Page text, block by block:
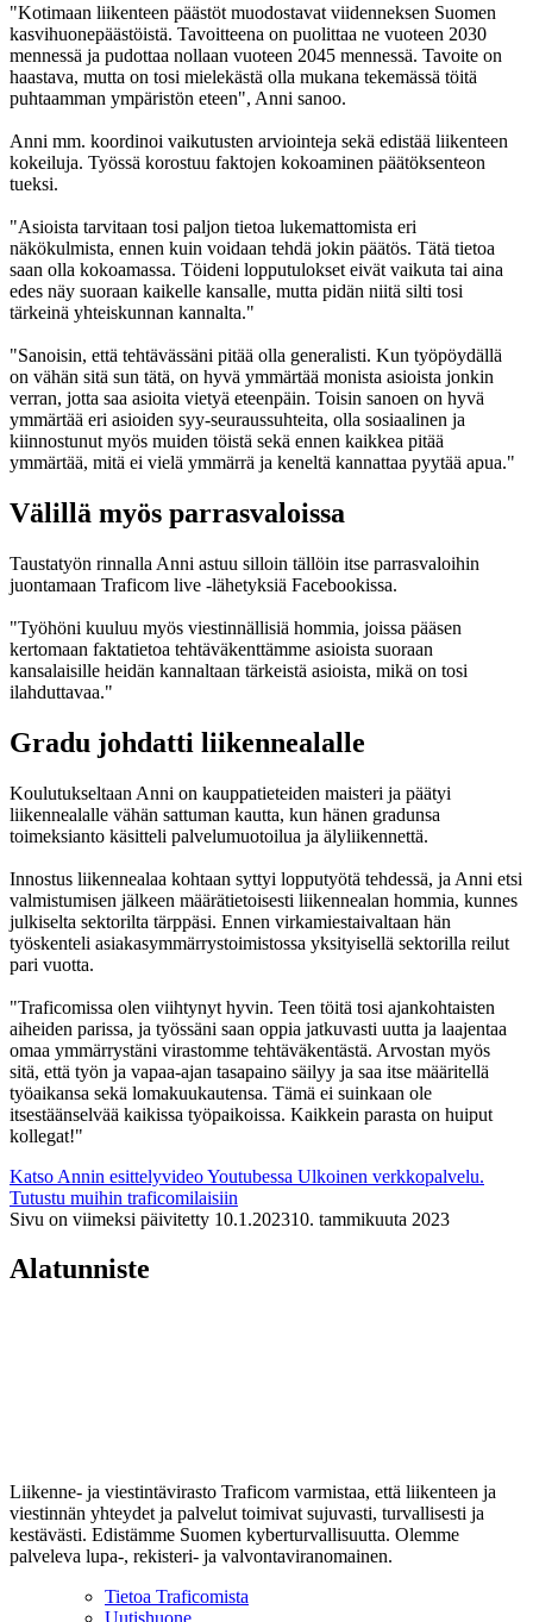
"Kotimaan liikenteen päästöt muodostavat viidenneksen Suomen
kasvihuonepäästöistä. Tavoitteena on puolittaa ne vuoteen 2030
mennessä ja pudottaa nollaan vuoteen 2045 mennessä. Tavoite on
haastava, mutta on tosi mielekästä olla mukana tekemässä töitä
puhtaamman ympäristön eteen", Anni sanoo.
Anni mm. koordinoi vaikutusten arviointeja sekä edistää liikenteen
kokeiluja. Työssä korostuu faktojen kokoaminen päätöksenteon
tueksi.
"Asioista tarvitaan tosi paljon tietoa lukemattomista eri
näkökulmista, ennen kuin voidaan tehdä jokin päätös. Tätä tietoa
saan olla kokoamassa. Töideni lopputulokset eivät vaikuta tai aina
edes näy suoraan kaikelle kansalle, mutta pidän niitä silti tosi
tärkeinä yhteiskunnan kannalta."
"Sanoisin, että tehtävässäni pitää olla generalisti. Kun työpöydällä
on vähän sitä sun tätä, on hyvä ymmärtää monista asioista jonkin
verran, jotta saa asioita vietyä eteenpäin. Toisin sanoen on hyvä
ymmärtää eri asioiden syy-seuraussuhteita, olla sosiaalinen ja
kiinnostunut myös muiden töistä sekä ennen kaikkea pitää
ymmärtää, mitä ei vielä ymmärrä ja keneltä kannattaa pyytää apua."
Välillä myös parrasvaloissa
Taustatyön rinnalla Anni astuu silloin tällöin itse parrasvaloihin
juontamaan Traficom live -lähetyksiä Facebookissa.
"Työhöni kuuluu myös viestinnällisiä hommia, joissa pääsen
kertomaan faktatietoa tehtäväkenttämme asioista suoraan
kansalaisille heidän kannaltaan tärkeistä asioista, mikä on tosi
ilahduttavaa."
Gradu johdatti liikennealalle
Koulutukseltaan Anni on kauppatieteiden maisteri ja päätyi
liikennealalle vähän sattuman kautta, kun hänen gradunsa
toimeksianto käsitteli palvelumuotoilua ja älyliikennettä.
Innostus liikennealaa kohtaan syttyi lopputyötä tehdessä, ja Anni etsi
valmistumisen jälkeen määrätietoisesti liikennealan hommia, kunnes
julkiselta sektorilta tärppäsi. Ennen virkamiestaivaltaan hän
työskenteli asiakasymmärrystoimistossa yksityisellä sektorilla reilut
pari vuotta.
"Traficomissa olen viihtynyt hyvin. Teen töitä tosi ajankohtaisten
aiheiden parissa, ja työssäni saan oppia jatkuvasti uutta ja laajentaa
omaa ymmärrystäni virastomme tehtäväkentästä. Arvostan myös
sitä, että työn ja vapaa-ajan tasapaino säilyy ja saa itse määritellä
työaikansa sekä lomakuukautensa. Tämä ei suinkaan ole
itsestäänselvää kaikissa työpaikoissa. Kaikkein parasta on huiput
kollegat!"
Katso Annin esittelyvideo Youtubessa Ulkoinen verkkopalvelu.
Tutustu muihin traficomilaisiin
Sivu on viimeksi päivitetty 10.1.202310. tammikuuta 2023
Alatunniste
Liikenne- ja viestintävirasto Traficom varmistaa, että liikenteen ja
viestinnän yhteydet ja palvelut toimivat sujuvasti, turvallisesti ja
kestävästi. Edistämme Suomen kyberturvallisuutta. Olemme
palveleva lupa-, rekisteri- ja valvontaviranomainen.
Tietoa Traficomista